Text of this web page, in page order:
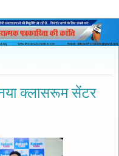
क्लासरूम सेंटर